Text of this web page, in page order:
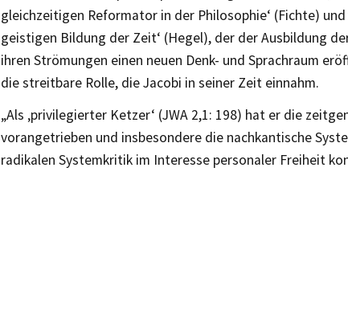
gleichzeitigen Reformator in der Philosophie‘ (Fichte) und
geistigen Bildung der Zeit‘ (Hegel), der der Ausbildung
ihren Strömungen einen neuen Denk- und Sprachraum
die streitbare Rolle, die Jacobi in seiner Zeit einnahm.
„Als ‚privilegierter Ketzer‘ (JWA 2,1: 198) hat er die
vorangetrieben und insbesondere die nachkantische
radikalen Systemkritik im Interesse personaler Freiheit